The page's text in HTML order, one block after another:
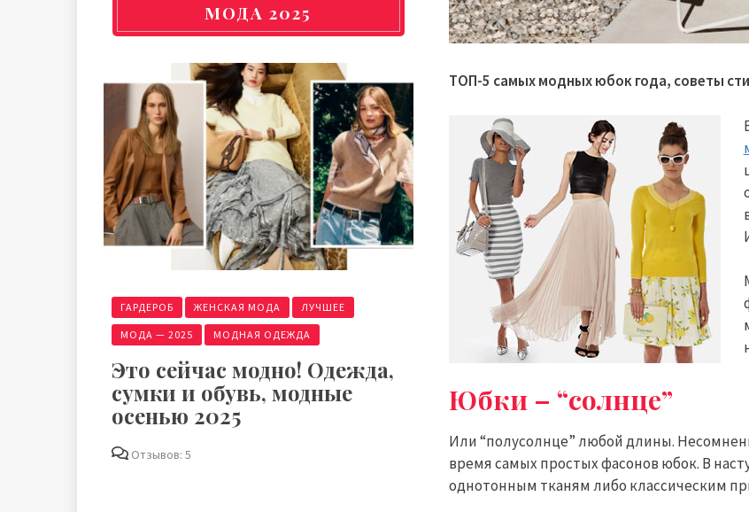
ТОП-5 самых модных юбок года, советы
Юбки – “солнце”
Или “полусолнце” любой длины.
время самых простых фасонов юбок. В
однотонным тканям либо классическим
МОДА 2025
ГАРДЕРОБ ЖЕНСКАЯ МОДА ЛУЧШЕЕ
МОДА — 2025 МОДНАЯ ОДЕЖДА
Это сейчас модно! Одежда,
сумки и обувь, модные
осенью 2025
Отзывов: 5